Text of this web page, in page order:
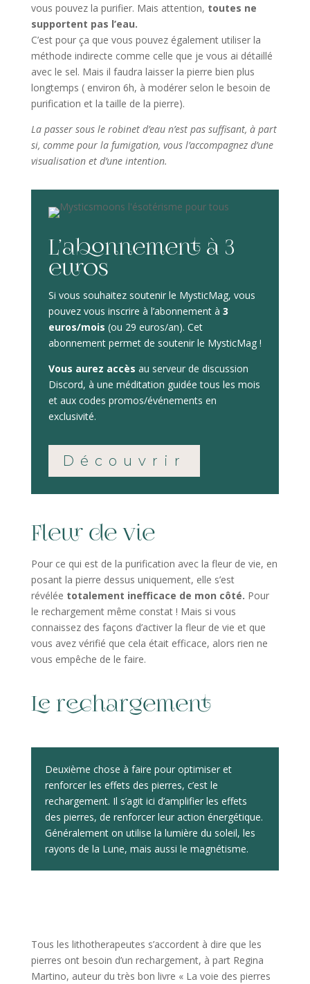
vous pouvez la purifier. Mais attention, toutes ne
supportent pas l’eau.
C’est pour ça que vous pouvez également utiliser la
méthode indirecte comme celle que je vous ai détaillé
avec le sel. Mais il faudra laisser la pierre bien plus
longtemps ( environ 6h, à modérer selon le besoin de
purification et la taille de la pierre).
La passer sous le robinet d’eau n’est pas suffisant, à part
si, comme pour la fumigation, vous l’accompagnez d’une
visualisation et d’une intention.
L’abonnement à 3
euros
Si vous souhaitez soutenir le MysticMag, vous
pouvez vous inscrire à l’abonnement à 3
euros/mois (ou 29 euros/an). Cet
abonnement permet de soutenir le MysticMag !
Vous aurez accès au serveur de discussion
Discord, à une méditation guidée tous les mois
et aux codes promos/événements en
exclusivité.
Découvrir
Fleur de vie
Pour ce qui est de la purification avec la fleur de vie, en
posant la pierre dessus uniquement, elle s’est
révélée totalement inefficace de mon côté. Pour
le rechargement même constat ! Mais si vous
connaissez des façons d’activer la fleur de vie et que
vous avez vérifié que cela était efficace, alors rien ne
vous empêche de le faire.
Le rechargement
Deuxième chose à faire pour optimiser et
renforcer les effets des pierres, c’est le
rechargement. Il s’agit ici d’amplifier les effets
des pierres, de renforcer leur action énergétique.
Généralement on utilise la lumière du soleil, les
rayons de la Lune, mais aussi le magnétisme.
Tous les lithotherapeutes s’accordent à dire que les
pierres ont besoin d’un rechargement, à part Regina
Martino, auteur du très bon livre « La voie des pierres